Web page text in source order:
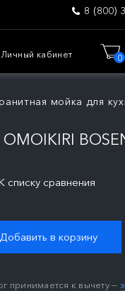
8 (800)
Личный кабинет 0
мойка для
списку сравнения
принимается к вычету —
Добавить в корзину